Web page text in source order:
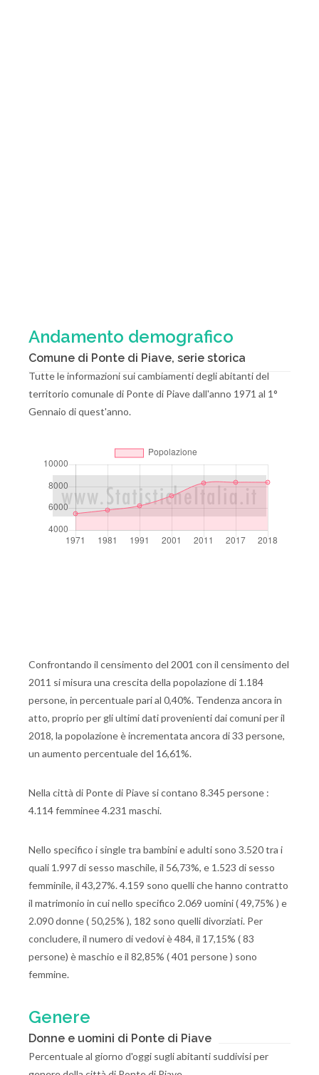
Andamento demografico
Comune di Ponte di Piave, serie storica
Tutte le informazioni sui cambiamenti degli abitanti del
territorio comunale di Ponte di Piave dall'anno 1971 al 1°
Gennaio di quest'anno.
Confrontando il censimento del 2001 con il censimento del
2011 si misura una crescita della popolazione di 1.184
persone, in percentuale pari al 0,40%. Tendenza ancora in
atto, proprio per gli ultimi dati provenienti dai comuni per il
2018, la popolazione è incrementata ancora di 33 persone,
un aumento percentuale del 16,61%.
Nella città di Ponte di Piave si contano 8.345 persone :
4.114 femminee 4.231 maschi.
Nello specifico i single tra bambini e adulti sono 3.520 tra i
quali 1.997 di sesso maschile, il 56,73%, e 1.523 di sesso
femminile, il 43,27%. 4.159 sono quelli che hanno contratto
il matrimonio in cui nello specifico 2.069 uomini ( 49,75% ) e
2.090 donne ( 50,25% ), 182 sono quelli divorziati. Per
concludere, il numero di vedovi è 484, il 17,15% ( 83
persone) è maschio e il 82,85% ( 401 persone ) sono
femmine.
Genere
Donne e uomini di Ponte di Piave
Percentuale al giorno d'oggi sugli abitanti suddivisi per